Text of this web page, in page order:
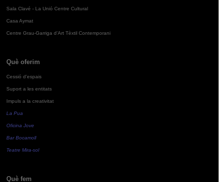
Sala Clavé - La Unió Centre Cultural
Casa Aymat
Centre Grau-Garriga d'Art Tèxtil Contemporani
Què oferim
Cessió d'espais
Suport a les entitats
Impuls a la creativitat
La Pua
Oficina Jove
Bar Bocamoll
Teatre Mira-sol
Què fem